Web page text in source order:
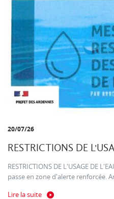
20/07/26
RESTRICTIONS DE
RESTRICTIONS DE L'USAGE DE
passe en zone d'alerte renforcée.
Lire la suite